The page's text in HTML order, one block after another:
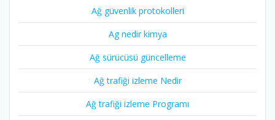
Ağ güvenlik protokolleri
Ag nedir kimya
Ağ sürücüsü güncelleme
Ağ trafiği izleme Nedir
Ağ trafiği izleme Programı